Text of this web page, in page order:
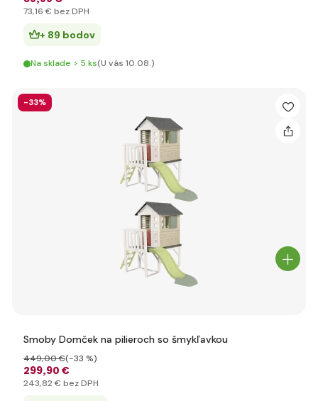
73,16 € bez DPH
+ 89 bodov
Na sklade > 5 ks(U vás 10.08.)
-33%
Smoby Domček na pilieroch so šmykľavkou
299,90 €
449,00 €(-33 %)
243,82 € bez DPH